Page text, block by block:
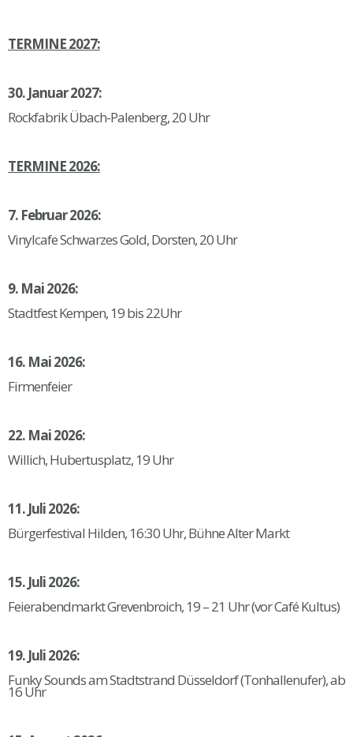
TERMINE 2027:
30. Januar 2027:
Rockfabrik Übach-Palenberg, 20 Uhr
TERMINE 2026:
7. Februar 2026:
Vinylcafe Schwarzes Gold, Dorsten, 20 Uhr
9. Mai 2026:
Stadtfest Kempen, 19 bis 22Uhr
16. Mai 2026:
Firmenfeier
22. Mai 2026:
Willich, Hubertusplatz, 19 Uhr
11. Juli 2026:
Bürgerfestival Hilden, 16:30 Uhr, Bühne Alter Markt
15. Juli 2026:
Feierabendmarkt Grevenbroich, 19 – 21 Uhr (vor Café Kultus)
19. Juli 2026:
Funky Sounds am Stadtstrand Düsseldorf (Tonhallenufer), ab
16 Uhr